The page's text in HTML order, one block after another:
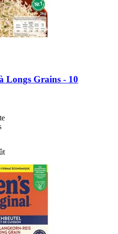
Longs Grains -​ 10